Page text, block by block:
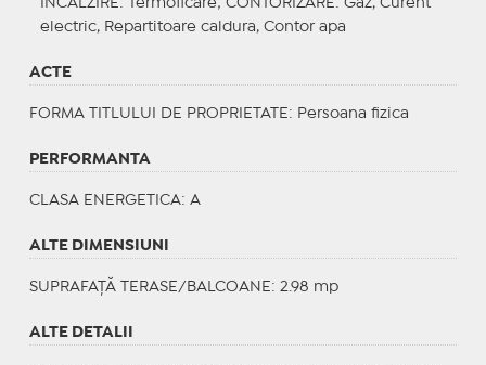
INCALZIRE : Termoficare; CONTORIZARE : Gaz, Curent
electric, Repartitoare caldura, Contor apa
ACTE
FORMA TITLULUI DE PROPRIETATE : Persoana fizica
PERFORMANTA
CLASA ENERGETICA: A
ALTE DIMENSIUNI
SUPRAFAȚĂ TERASE/BALCOANE: 2.98 mp
ALTE DETALII